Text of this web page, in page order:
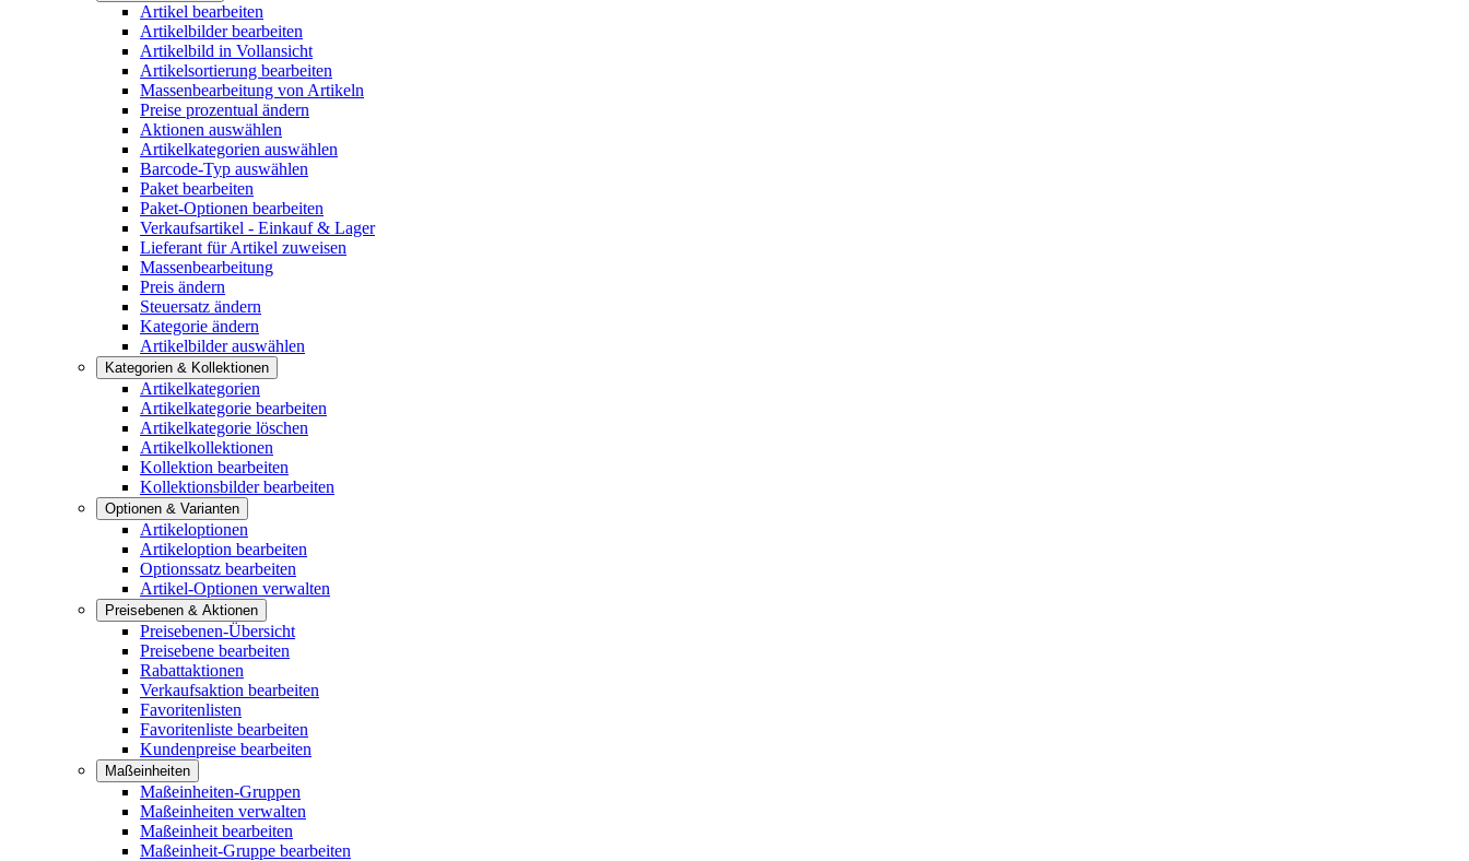
Artikel bearbeiten
Artikelbilder bearbeiten
Artikelbild in Vollansicht
Artikelsortierung bearbeiten
Massenbearbeitung von Artikeln
Preise prozentual ändern
Aktionen auswählen
Artikelkategorien auswählen
Barcode-Typ auswählen
Paket bearbeiten
Paket-Optionen bearbeiten
Verkaufsartikel - Einkauf & Lager
Lieferant für Artikel zuweisen
Massenbearbeitung
Preis ändern
Steuersatz ändern
Kategorie ändern
Artikelbilder auswählen
Kategorien & Kollektionen
Artikelkategorien
Artikelkategorie bearbeiten
Artikelkategorie löschen
Artikelkollektionen
Kollektion bearbeiten
Kollektionsbilder bearbeiten
Optionen & Varianten
Artikeloptionen
Artikeloption bearbeiten
Optionssatz bearbeiten
Artikel-Optionen verwalten
Preisebenen & Aktionen
Preisebenen-Übersicht
Preisebene bearbeiten
Rabattaktionen
Verkaufsaktion bearbeiten
Favoritenlisten
Favoritenliste bearbeiten
Kundenpreise bearbeiten
Maßeinheiten
Maßeinheiten-Gruppen
Maßeinheiten verwalten
Maßeinheit bearbeiten
Maßeinheit-Gruppe bearbeiten